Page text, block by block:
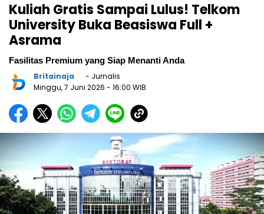
Kuliah Gratis Sampai Lulus! Telkom
University Buka Beasiswa Full +
Asrama
Fasilitas Premium yang Siap Menanti Anda
Britainaja
- Jurnalis
Minggu, 7 Juni 2026 - 16:00 WIB